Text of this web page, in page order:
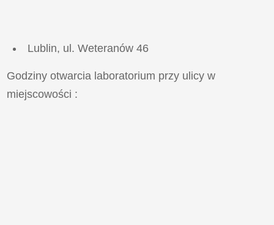
Lublin, ul. Weteranów 46
Godziny otwarcia laboratorium przy ulicyw
miejscowości :